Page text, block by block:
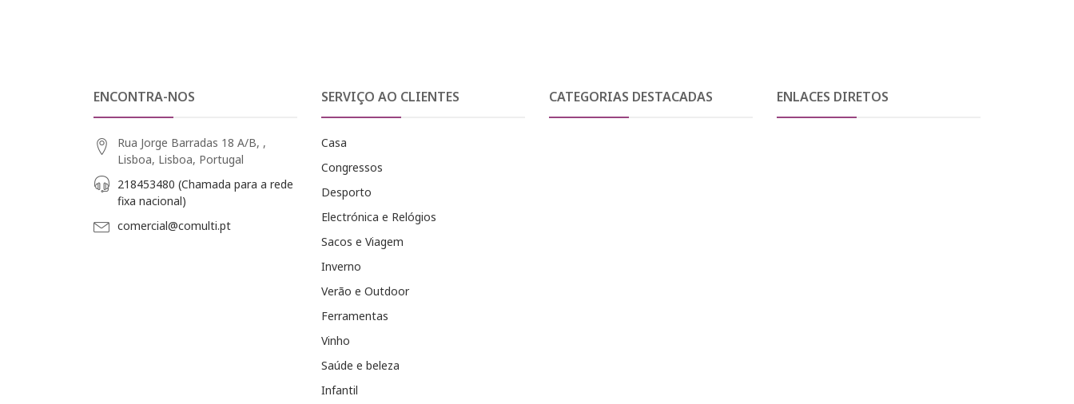
ENCONTRA-NOS
Rua Jorge Barradas 18 A/B, ,
Lisboa, Lisboa, Portugal
218453480 (Chamada para a rede
fixa nacional)
comercial@comulti.pt
SERVIÇO AO CLIENTES
Casa
Congressos
Desporto
Electrónica e Relógios
Sacos e Viagem
Inverno
Verão e Outdoor
Ferramentas
Vinho
Saúde e beleza
Infantil
CATEGORIAS DESTACADAS ENLACES DIRETOS